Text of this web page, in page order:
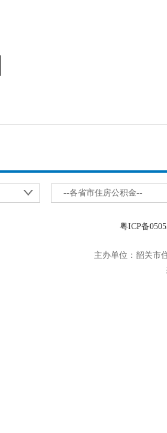
--各省市住房公积金--
粤ICP备
主办单位：韶关市